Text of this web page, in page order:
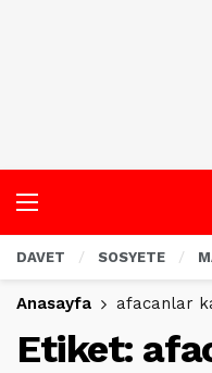
DAVET SOSYETE
Anasayfa afacanlar
Etiket: